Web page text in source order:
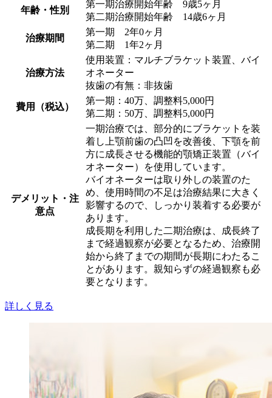
年齢・性別
第一期治療開始年齢 9歳5ヶ月
第二期治療開始年齢 14歳6ヶ月
治療期間
第一期 2年0ヶ月
第二期 1年2ヶ月
治療方法
使用装置：マルチブラケット装置、バイ
オネーター
抜歯の有無：非抜歯
費用（税込）
第一期：40万、調整料5,000円
第二期：50万、調整料5,000円
デメリット・注
意点
一期治療では、部分的にブラケットを装
着し上顎前歯の凸凹を改善後、下顎を前
方に成長させる機能的顎矯正装置（バイ
オネーター）を使用しています。
バイオネーターは取り外しの装置のた
め、使用時間の不足は治療結果に大きく
影響するので、しっかり装着する必要が
あります。
成長期を利用した二期治療は、成長終了
まで経過観察が必要となるため、治療開
始から終了までの期間が長期にわたるこ
とがあります。親知らずの経過観察も必
要となります。
詳しく見る